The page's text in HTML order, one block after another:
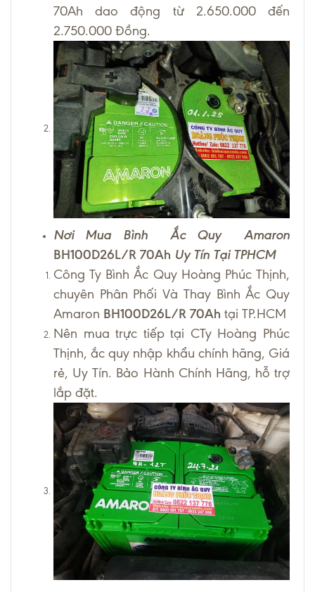
70Ah dao động từ 2.650.000 đến
2.750.000 Đồng.
Nơi Mua Bình Ắc Quy Amaron
BH100D26L/R 70Ah Uy Tín Tại TPHCM
Công Ty Bình Ắc Quy Hoàng Phúc Thịnh,
chuyên Phân Phối Và Thay Bình Ắc Quy
Amaron BH100D26L/R 70Ah tại TP.HCM
Nên mua trực tiếp tại CTy Hoàng Phúc
Thịnh, ắc quy nhập khẩu chính hãng, Giá
rẻ, Uy Tín. Bảo Hành Chính Hãng, hỗ trợ
lắp đặt.